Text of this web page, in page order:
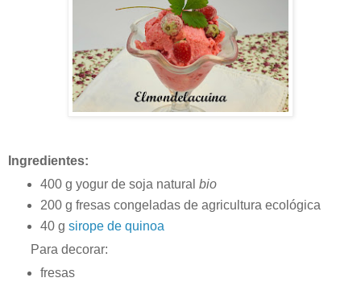
Ingredientes:
400 g yogur de soja natural bio
200 g fresas congeladas de agricultura ecológica
40 g sirope de quinoa
Para decorar:
fresas